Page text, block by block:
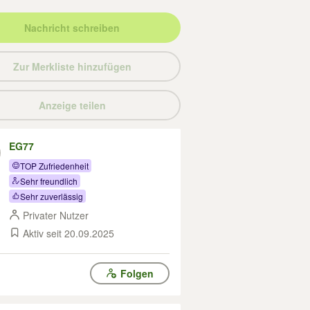
Nachricht schreiben
Zur Merkliste hinzufügen
Anzeige teilen
EG77
TOP Zufriedenheit
Sehr freundlich
Sehr zuverlässig
Privater Nutzer
Aktiv seit 20.09.2025
Folgen